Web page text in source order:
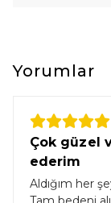
Yorumlar
Çok güzel
ederim
Aldığım her